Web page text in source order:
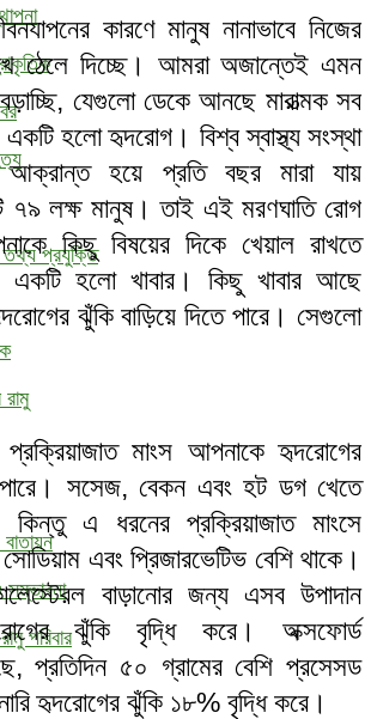
তথ্য প্রযুক্তি
রামু
পরিবার
কারণে মানুষ নানাভাবে নিজের
ঠেলে দিচ্ছে। আমরা অজান্তেই এমন
যেগুলো ডেকে আনছে মারাত্মক সব
হলো হৃদরোগ। বিশ্ব স্বাস্থ্য সংস্থা
হয়ে প্রতি বছর মারা যায়
৭৯ লক্ষ মানুষ। তাই এই মরণঘাতি রোগ
কিছু বিষয়ের দিকে খেয়াল রাখতে
একটি হলো খাবার। কিছু খাবার আছে
ঝুঁকি বাড়িয়ে দিতে পারে। সেগুলো
মাংস আপনাকে হৃদরোগের
পারে। সসেজ, বেকন এবং হট ডগ খেতে
এ ধরনের প্রক্রিয়াজাত মাংসে
এবং প্রিজারভেটিভ বেশি থাকে।
বাড়ানোর জন্য এসব উপাদান
ঝুঁকি বৃদ্ধি করে। অক্সফোর্ড
প্রতিদিন ৫০ গ্রামের বেশি প্রসেসড
হৃদরোগের ঝুঁকি ১৮% বৃদ্ধি করে।